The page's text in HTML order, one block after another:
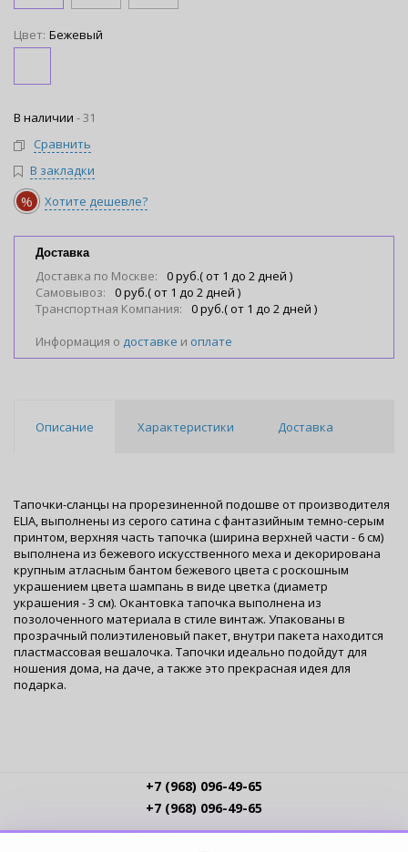
Цвет: Бежевый
В наличии -31
Сравнить
В закладки
% Хотите дешевле?
Доставка
Доставка по Москве:
0 руб.( от 1 до 2 дней )
Самовывоз:
0 руб.( от 1 до 2 дней )
Транспортная Компания:
0 руб.( от 1 до 2 дней )
Информация о доставке и оплате
Описание Характеристики Доставка
Тапочки-сланцы на прорезиненной подошве от производителя
ELIA, выполнены из серого сатина с фантазийным темно-серым
принтом, верхняя часть тапочка (ширина верхней части - 6 см)
выполнена из бежевого искусственного меха и декорирована
крупным атласным бантом бежевого цвета с роскошным
украшением цвета шампань в виде цветка (диаметр
украшения - 3 см). Окантовка тапочка выполнена из
позолоченного материала в стиле винтаж. Упакованы в
прозрачный полиэтиленовый пакет, внутри пакета находится
пластмассовая вешалочка. Тапочки идеально подойдут для
ношения дома, на даче, а также это прекрасная идея для
подарка.
+7 (968) 096-49-65
+7 (968) 096-49-65